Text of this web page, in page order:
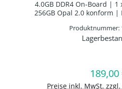
4.0GB DDR4 On-Board | 1
256GB Opal 2.0 konform |
Chip | Bluetooth 5.0 |
Produktnummer:
189,00
Preise inkl. MwSt.
Produkt Anzahl:
In den